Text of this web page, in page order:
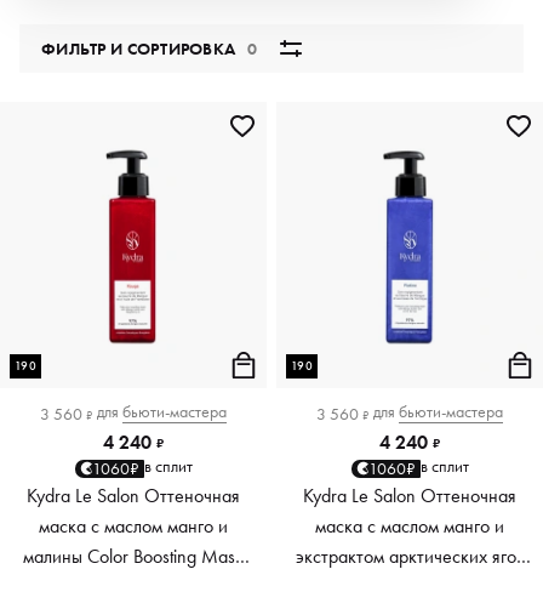
ФИЛЬТР И СОРТИРОВКА0
190
3 560 ₽ для бьюти-мастера
4 240 ₽
1060₽ в сплит
Kydra Le Salon Оттеночная
маска с маслом манго и
малины Color Boosting Mask
190
3 560 ₽ для бьюти-мастера
4 240 ₽
1060₽ в сплит
Kydra Le Salon Оттеночная
маска с маслом манго и
экстрактом арктических ягод